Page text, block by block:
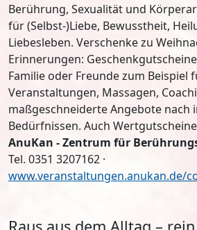
Berührung, Sexualität und
für (Selbst-)Liebe, Bewusstheit,
Liebesleben. Verschenke zu
Erinnerungen:
Familie oder Freunde zum Beispiel
Veranstaltungen, Massagen,
maßgeschneiderte Angebote nach
Bedürfnissen. Auch
AnuKan - Zentrum für
Tel. 0351 3207162 ·
www.veranstaltungen.anukan.de/
Raus aus dem Alltag –